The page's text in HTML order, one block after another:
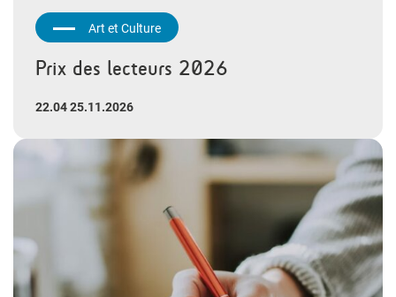
Art et Culture
Prix des lecteurs 2026
22.04 25.11.2026